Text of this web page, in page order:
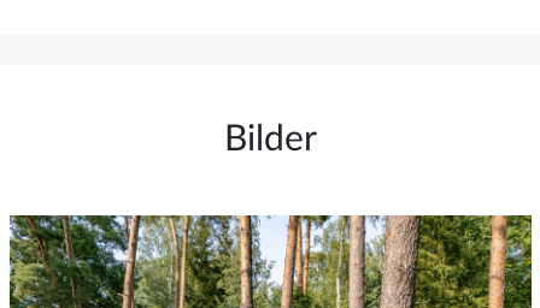
Bilder